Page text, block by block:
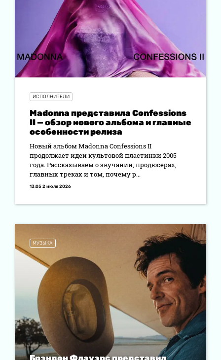
ИСПОЛНИТЕЛИ
Madonna представила Confessions
II — обзор нового альбома и главные
особенности релиза
Новый альбом Madonna Confessions II
продолжает идеи культовой пластинки 2005
года. Рассказываем о звучании, продюсерах,
главных треках и том, почему р...
13:05 2 июля 2026
МУЗЫКА